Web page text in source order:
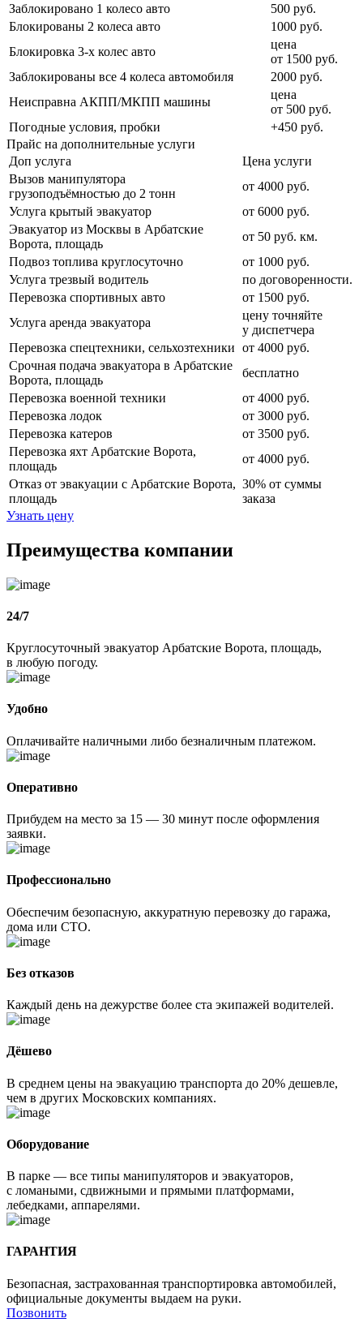
Заблокировано 1 колесо авто
500 руб.
Блокированы 2 колеса авто
1000 руб.
Блокировка 3-х колес авто
цена
от 1500 руб.
Заблокированы все 4 колеса автомобиля
2000 руб.
Неисправна АКПП/МКПП машины
цена
от 500 руб.
Погодные условия, пробки
+450 руб.
Прайс на дополнительные услуги
Доп услуга
Цена услуги
Вызов манипулятора
грузоподъёмностью до 2 тонн
от 4000 руб.
Услуга крытый эвакуатор
от 6000 руб.
Эвакуатор из Москвы в Арбатские
Ворота, площадь
от 50 руб. км.
Подвоз топлива круглосуточно
от 1000 руб.
Услуга трезвый водитель
по договоренности.
Перевозка спортивных авто
от 1500 руб.
Услуга аренда эвакуатора
цену точняйте
у диспетчера
Перевозка спецтехники, сельхозтехники от 4000 руб.
Срочная подача эвакуатора в Арбатские
Ворота, площадь
бесплатно
Перевозка военной техники
от 4000 руб.
Перевозка лодок
от 3000 руб.
Перевозка катеров
от 3500 руб.
Перевозка яхт Арбатские Ворота,
площадь
от 4000 руб.
Отказ от эвакуации с Арбатские Ворота,
площадь
30% от суммы
заказа
Узнать цену
Преимущества компании
24/7
Круглосуточный эвакуатор Арбатские Ворота, площадь,
в любую погоду.
Удобно
Оплачивайте наличными либо безналичным платежом.
Оперативно
Прибудем на место за 15 — 30 минут после оформления
заявки.
Профессионально
Обеспечим безопасную, аккуратную перевозку до гаража,
дома или СТО.
Без отказов
Каждый день на дежурстве более ста экипажей водителей.
Дёшево
В среднем цены на эвакуацию транспорта до 20% дешевле,
чем в других Московских компаниях.
Оборудование
В парке — все типы манипуляторов и эвакуаторов,
с ломаными, сдвижными и прямыми платформами,
лебедками, аппарелями.
ГАРАНТИЯ
Безопасная, застрахованная транспортировка автомобилей,
официальные документы выдаем на руки.
Позвонить